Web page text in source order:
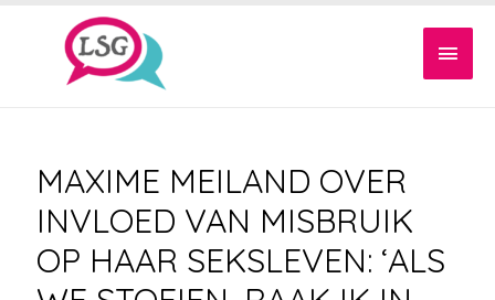
MAXIME MEILAND OVER
INVLOED VAN MISBRUIK
OP HAAR SEKSLEVEN: ‘ALS